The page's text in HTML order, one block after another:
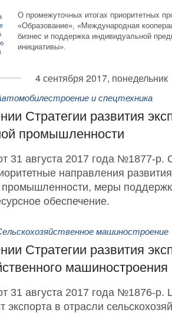
О промежуточных итогах приоритетных
«Образование», «Международная
бизнес и поддержка индивидуальной
инициативы».
4 сентября 2017, понедельник
и спецтехника
Стратегии развития
промышленности
31 августа 2017 года №1877-р.
направления
промышленности, меры
обеспечение.
машиностроение
Стратегии развития
машиностроения
31 августа 2017 года №1876-р.
экспорта в отрасли